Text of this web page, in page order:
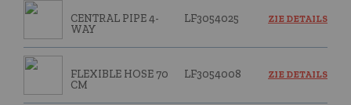
CENTRAL PIPE 4-
WAY
LF3054025 ZIE DETAILS
FLEXIBLE HOSE 70
CM
LF3054008 ZIE DETAILS